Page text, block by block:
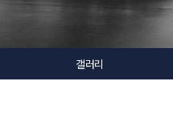
갤러리